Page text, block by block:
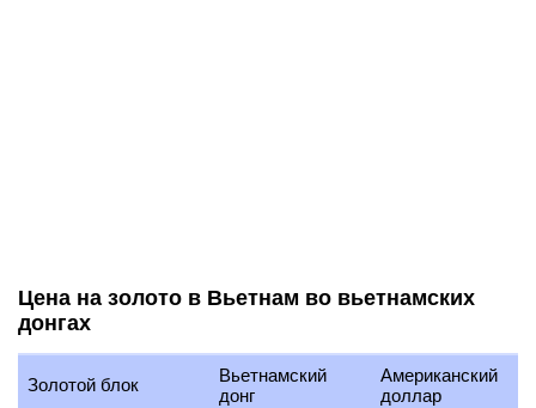
Цена на золото в Вьетнам во вьетнамских
донгах
Золотой блок
Вьетнамский
донг
Американский
доллар